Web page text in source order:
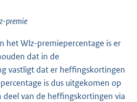
premie
het Wlz-premiepercentage is er
dat in de
vastligt dat er heffingskortingen
is dus uitgekomen op
van de heffingskortingen via